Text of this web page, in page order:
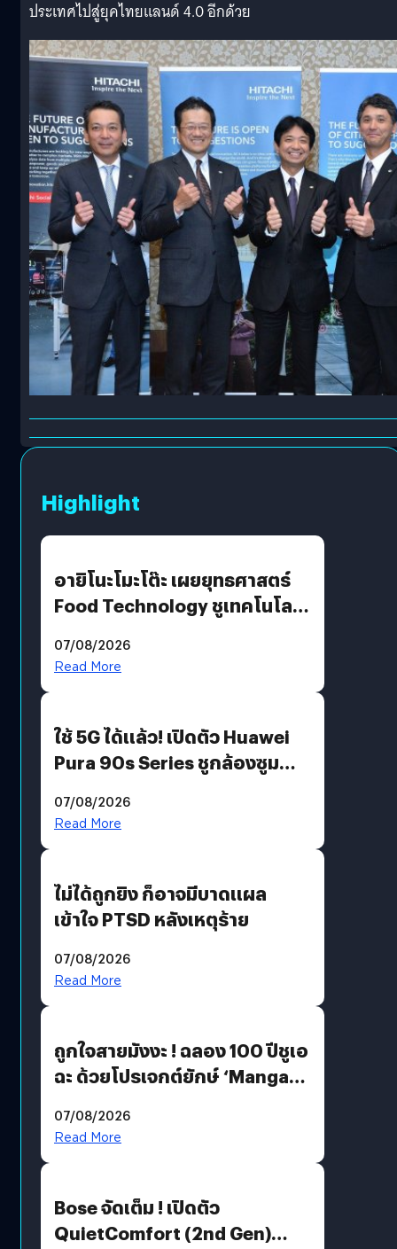
ประเทศไปสู่ยุคไทยแลนด์ 4.0 อีกด้วย
Highlight
อายิโนะโมะโต๊ะ เผยยุทธศาสตร์
Food Technology ชูเทคโนโลยี
บริโภคและ B2B
07/08/2026
Read More
ใช้ 5G ได้แล้ว! เปิดตัว Huawei
Pura 90s Series ชูกล้องซูม
07/08/2026
Read More
ไม่ได้ถูกยิง ก็อาจมีบาดแผล
เข้าใจ PTSD หลังเหตุร้าย
07/08/2026
Read More
ถูกใจสายมังงะ ! ฉลอง 100 ปีชูเอ
ฉะ ด้วยโปรเจกต์ยักษ์ ‘Manga
มีภาษาไทยด้วย
07/08/2026
Read More
Bose จัดเต็ม ! เปิดตัว
QuietComfort (2nd Gen)